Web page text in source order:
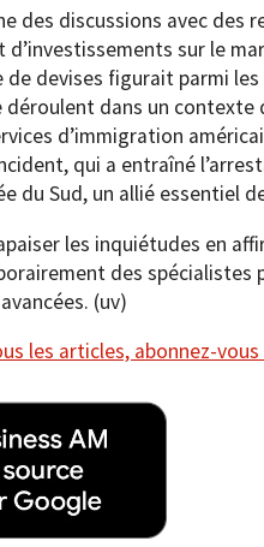
des discussions avec des
sur le
de devises figurait parmi
dans un contexte
d’immigration
qui a entraîné
du Sud, un allié essentiel
les inquiétudes en
des spécialistes
(uv)
les articles, abonnez-vous